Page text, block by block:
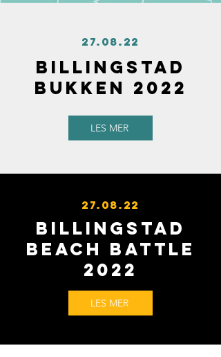
27.08.22
BILLINGSTAD
BUKKEN 2022
LES MER
27.08.22
BILLINGSTAD
BEACH BATTLE
2022
LES MER